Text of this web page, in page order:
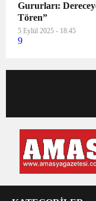
Gururları:
Tören”
5 Eylül 2025 - 18:45
9